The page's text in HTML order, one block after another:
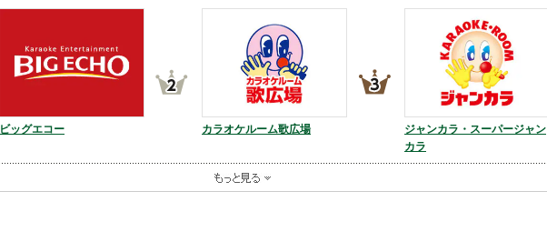
ビッグエコー カラオケルーム歌広場
ジャンカラ・スーパージャン
カラ